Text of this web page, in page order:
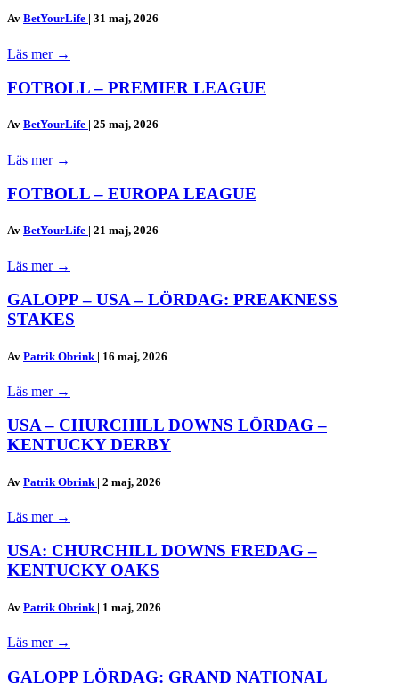
Av BetYourLife | 31 maj, 2026
Läs mer →
FOTBOLL – PREMIER LEAGUE
Av BetYourLife | 25 maj, 2026
Läs mer →
FOTBOLL – EUROPA LEAGUE
Av BetYourLife | 21 maj, 2026
Läs mer →
GALOPP – USA – LÖRDAG: PREAKNESS
STAKES
Av Patrik Obrink | 16 maj, 2026
Läs mer →
USA – CHURCHILL DOWNS LÖRDAG –
KENTUCKY DERBY
Av Patrik Obrink | 2 maj, 2026
Läs mer →
USA: CHURCHILL DOWNS FREDAG –
KENTUCKY OAKS
Av Patrik Obrink | 1 maj, 2026
Läs mer →
GALOPP LÖRDAG: GRAND NATIONAL